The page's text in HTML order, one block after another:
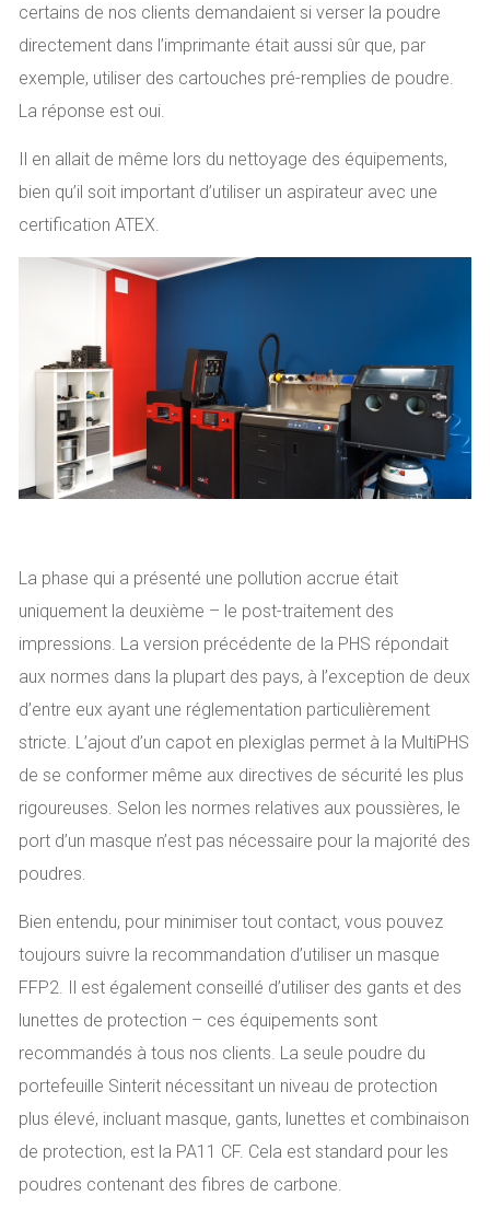
certains de nos clients demandaient si verser la poudre
directement dans l’imprimante était aussi sûr que, par
exemple, utiliser des cartouches pré-remplies de poudre.
La réponse est oui.
Il en allait de même lors du nettoyage des équipements,
bien qu’il soit important d’utiliser un aspirateur avec une
certification ATEX.
La phase qui a présenté une pollution accrue était
uniquement la deuxième – le post-traitement des
impressions. La version précédente de la PHS répondait
aux normes dans la plupart des pays, à l’exception de deux
d’entre eux ayant une réglementation particulièrement
stricte. L’ajout d’un capot en plexiglas permet à la MultiPHS
de se conformer même aux directives de sécurité les plus
rigoureuses. Selon les normes relatives aux poussières, le
port d’un masque n’est pas nécessaire pour la majorité des
poudres.
Bien entendu, pour minimiser tout contact, vous pouvez
toujours suivre la recommandation d’utiliser un masque
FFP2. Il est également conseillé d’utiliser des gants et des
lunettes de protection – ces équipements sont
recommandés à tous nos clients. La seule poudre du
portefeuille Sinterit nécessitant un niveau de protection
plus élevé, incluant masque, gants, lunettes et combinaison
de protection, est la PA11 CF. Cela est standard pour les
poudres contenant des fibres de carbone.